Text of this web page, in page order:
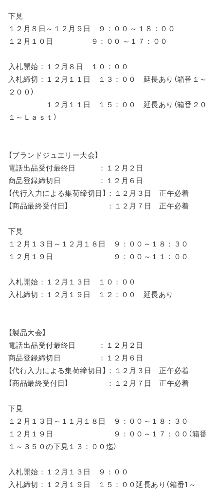
下見
１２月８日～１２月９日 ９：００ ～１８：００
１２月１０日 ９：００ ～１７：００
入札開始：１２月８日 １０：００
入札締切：１２月１１日 １３：００ 延長あり（箱番１～
２００）
１２月１１日 １５：００ 延長あり（箱番２０
１～Ｌａｓｔ）
【ブランドジュエリー大会】
電話出品受付最終日 ：１２月２日
商品登録締切日 ：１２月６日
【代行入力による集荷締切日】：１２月３日 正午必着
【商品最終受付日】 ：１２月７日 正午必着
下見
１２月１３日～１２月１８日 ９：００～１８：３０
１２月１９日 ９：００～１１：００
入札開始：１２月１３日 １０：００
入札締切：１２月１９日 １２：００ 延長あり
【製品大会】
電話出品受付最終日 ：１２月２日
商品登録締切日 ：１２月６日
【代行入力による集荷締切日】：１２月３日 正午必着
【商品最終受付日】 ：１２月７日 正午必着
下見
１２月１３日～１１月１８日 ９：００～１８：３０
１２月１９日 ９：００～１７：００（箱番
１～３５０の下見１３：００迄）
入札開始：１２月１３日 ９：００
入札締切：１２月１９日 １５：００延長あり（箱番1～